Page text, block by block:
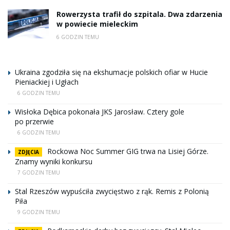
Rowerzysta trafił do szpitala. Dwa zdarzenia
w powiecie mieleckim
6 GODZIN TEMU
Ukraina zgodziła się na ekshumacje polskich ofiar w Hucie
Pieniackiej i Ugłach
6 GODZIN TEMU
Wisłoka Dębica pokonała JKS Jarosław. Cztery gole
po przerwie
6 GODZIN TEMU
ZDJĘCIA
Rockowa Noc Summer GIG trwa na Lisiej Górze.
Znamy wyniki konkursu
7 GODZIN TEMU
Stal Rzeszów wypuściła zwycięstwo z rąk. Remis z Polonią
Piła
9 GODZIN TEMU